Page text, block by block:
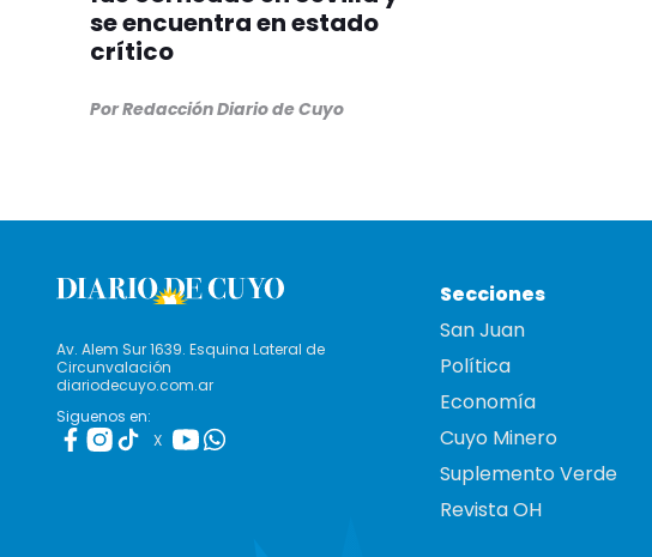
se encuentra en estado
crítico
Por Redacción Diario de Cuyo
Av. Alem Sur 1639. Esquina Lateral de
Circunvalación
diariodecuyo.com.ar
Siguenos en:
X
Secciones
San Juan
Política
Economía
Cuyo Minero
Suplemento Verde
Revista OH